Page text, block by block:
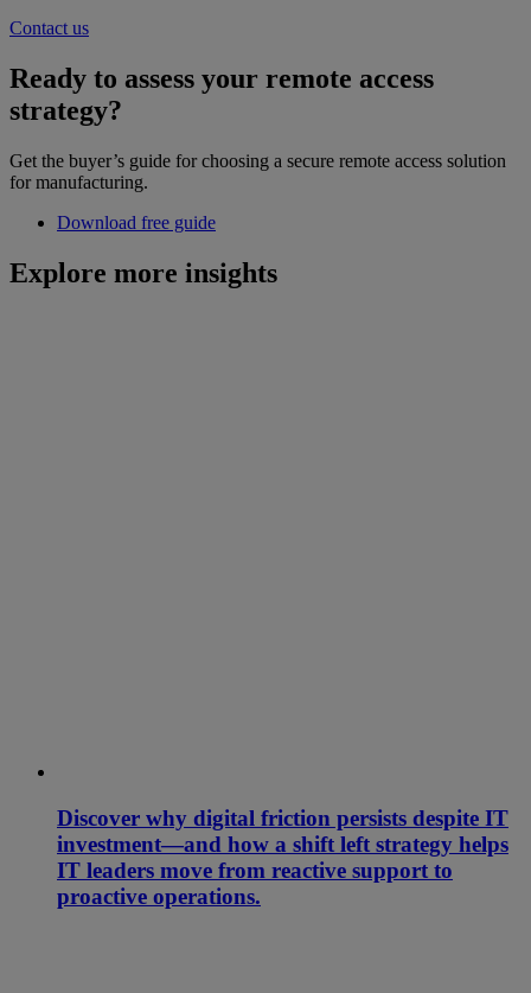
Contact us
Ready to assess your remote access
strategy?
Get the buyer’s guide for choosing a secure remote access solution
for manufacturing.
Download free guide
Explore more insights
Discover why digital friction persists despite IT
investment—and how a shift left strategy helps
IT leaders move from reactive support to
proactive operations.